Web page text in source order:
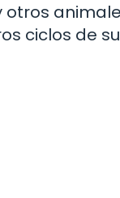
ciclos de